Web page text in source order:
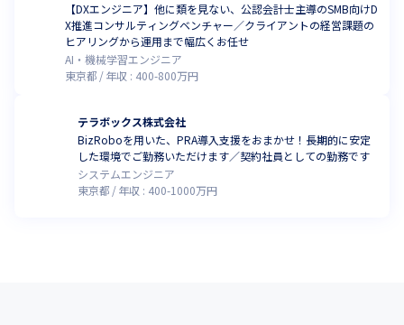
【DXエンジニア】他に類を見ない、公認会計士主導のSMB向けD
X推進コンサルティングベンチャー／クライアントの経営課題の
ヒアリングから運用まで幅広くお任せ
AI・機械学習エンジニア
東京都
年収 : 400-800万円
テラボックス株式会社
BizRoboを用いた、PRA導入支援をおまかせ！長期的に安定
した環境でご勤務いただけます／契約社員としての勤務です
システムエンジニア
東京都
年収 : 400-1000万円